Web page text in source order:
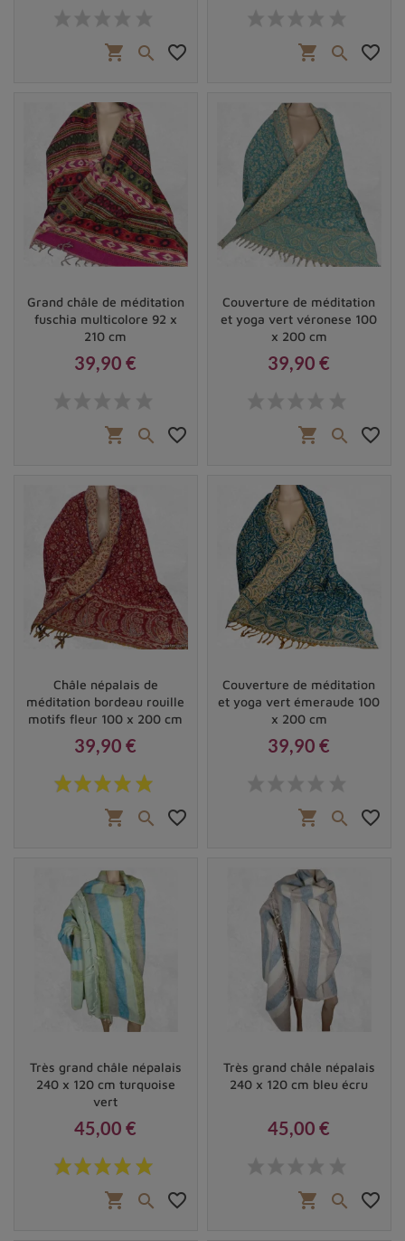
shopping_cart  favorite_border shopping_cart  favorite_border
Grand châle de méditation
fuschia multicolore 92 x
210 cm
39,90 €
shopping_cart  favorite_border
Couverture de méditation
et yoga vert véronese 100
x 200 cm
39,90 €
shopping_cart  favorite_border
Châle népalais de
méditation bordeau rouille
motifs fleur 100 x 200 cm
Prix
39,90 €
shopping_cart  favorite_border
Couverture de méditation
et yoga vert émeraude 100
x 200 cm
39,90 €
shopping_cart  favorite_border
Très grand châle népalais
240 x 120 cm turquoise
vert
Prix
45,00 €
shopping_cart  favorite_border
Très grand châle népalais
240 x 120 cm bleu écru
45,00 €
shopping_cart  favorite_border